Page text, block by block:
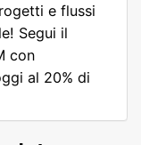
e flussi
Segui il
con
al 20% di